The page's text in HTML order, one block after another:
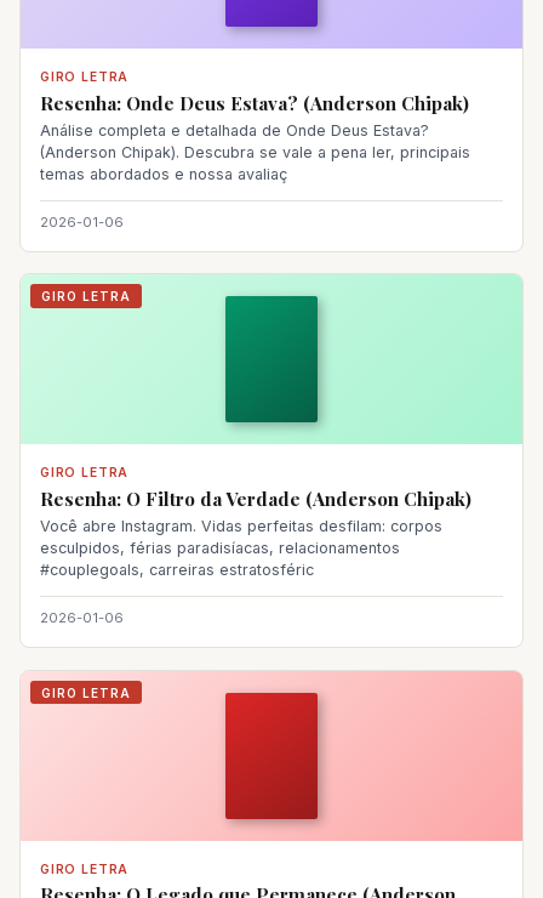
GIRO LETRA
Resenha: Onde Deus Estava? (Anderson Chipak)
Análise completa e detalhada de Onde Deus Estava?
(Anderson Chipak). Descubra se vale a pena ler, principais
temas abordados e nossa avaliaç
2026-01-06
GIRO LETRA
GIRO LETRA
Resenha: O Filtro da Verdade (Anderson Chipak)
Você abre Instagram. Vidas perfeitas desfilam: corpos
esculpidos, férias paradisíacas, relacionamentos
#couplegoals, carreiras estratosféric
2026-01-06
GIRO LETRA
GIRO LETRA